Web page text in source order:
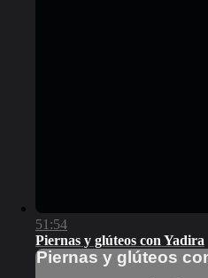
51:54
Piernas y glúteos con Yadira
Piernas y glúteos